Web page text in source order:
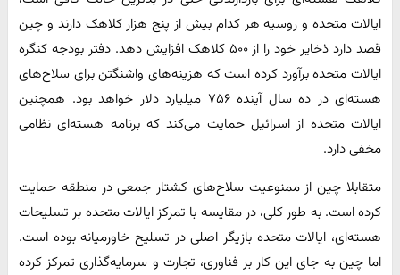
ایالات متحده و روسیه هر کدام بیش از پنج هزار کلاهک دارند و چین
قصد دارد ذخایر خود را از ۵۰۰ کلاهک افزایش دهد. دفتر بودجه کنگره
ایالات متحده برآورد کرده است که هزینه‌های واشنگتن برای سلاح‌های
هسته‌ای در ده سال آینده ۷۵۶ میلیارد دلار خواهد بود. همچنین
ایالات متحده از اسرائیل حمایت می‌کند که برنامه هسته‌ای نظامی
مخفی دارد.
متقابلا چین از ممنوعیت سلاح‌های کشتار جمعی در منطقه حمایت
کرده است. به طور کلی، در مقایسه با تمرکز ایالات متحده بر تسلیحات
هسته‌ای، ایالات متحده بازیگر اصلی در تسلیح خاورمیانه بوده است.
اما چین به جای این کار بر فناوری، تجارت و سرمایه‌گذاری تمرکز کرده